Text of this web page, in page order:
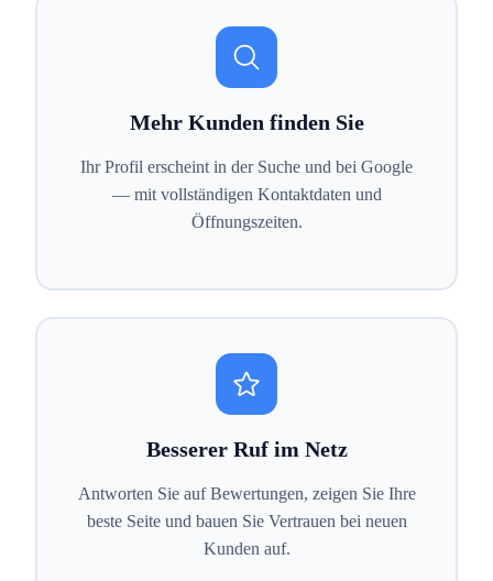
Mehr Kunden finden Sie
Ihr Profil erscheint in der Suche und bei Google
— mit vollständigen Kontaktdaten und
Öffnungszeiten.
Besserer Ruf im Netz
Antworten Sie auf Bewertungen, zeigen Sie Ihre
beste Seite und bauen Sie Vertrauen bei neuen
Kunden auf.